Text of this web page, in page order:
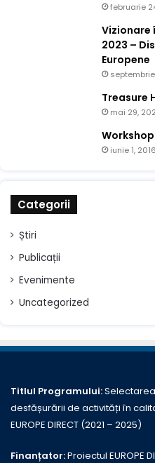
februarie
Vizionare
2023 –
Europene
Treasure
mai 29,
iunie 1, 2016
Categorii
Știri
Publicații
Evenimente
Uncategorized
Titlul Programului:
desfășurării de activități în
EUROPE DIRECT (2021 – 2025)
Finanțator:Proiectul EUROPE